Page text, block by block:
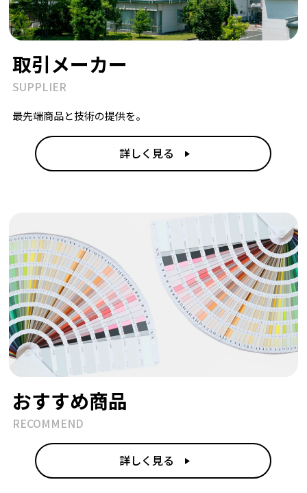
取引メーカー
SUPPLIER
最先端商品と技術の提供を。
詳しく見る
おすすめ商品
RECOMMEND
詳しく見る